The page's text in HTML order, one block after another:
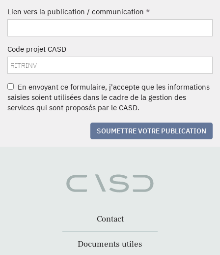
Lien vers la publication / communication *
Code projet CASD
En envoyant ce formulaire, j'accepte que les informations
saisies soient utilisées dans le cadre de la gestion des
services qui sont proposés par le CASD.
SOUMETTRE VOTRE PUBLICATION
Contact
Documents utiles